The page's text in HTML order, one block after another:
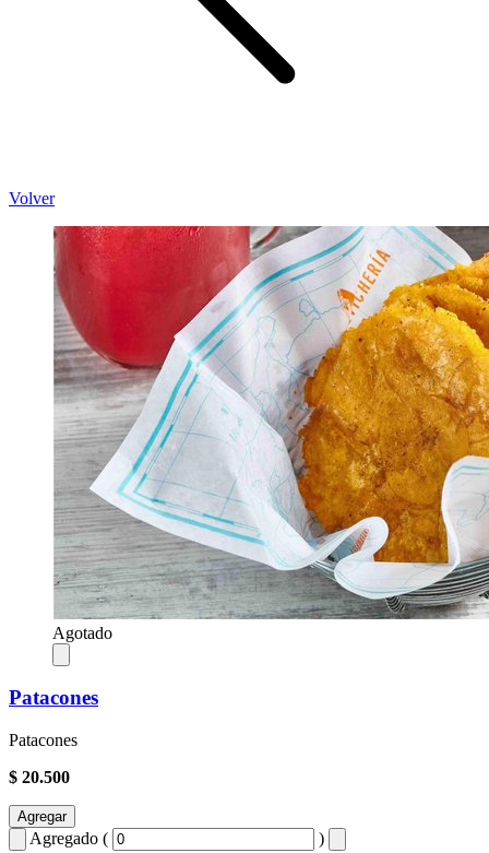
Volver
Agotado
Patacones
Patacones
$ 20.500
Agregar
Agregado ( )